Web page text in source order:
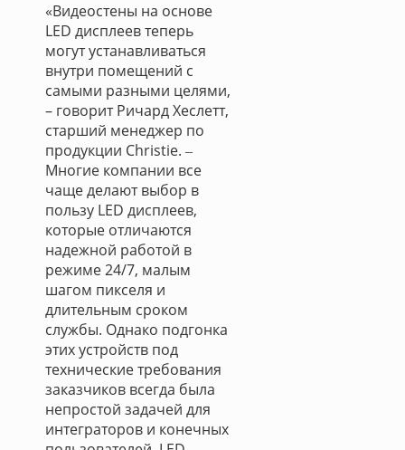
«Видеостены на основе
LED дисплеев теперь
могут устанавливаться
внутри помещений с
самыми разными целями,
– говорит Ричард Хеслетт,
старший менеджер по
продукции Christie. ‒
Многие компании все
чаще делают выбор в
пользу LED дисплеев,
которые отличаются
надежной работой в
режиме 24/7, малым
шагом пикселя и
длительным сроком
службы. Однако подгонка
этих устройств под
технические требования
заказчиков всегда была
непростой задачей для
интеграторов и конечных